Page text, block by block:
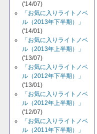
('14/07)
「お気に入りライトノベ
ル（2013年下半期）」
('14/01)
「お気に入りライトノベ
ル（2013年上半期）」
('13/07)
「お気に入りライトノベ
ル（2012年下半期）」
('13/01)
「お気に入りライトノベ
ル（2012年上半期）」
('12/07)
「お気に入りライトノベ
ル（2011年下半期）」